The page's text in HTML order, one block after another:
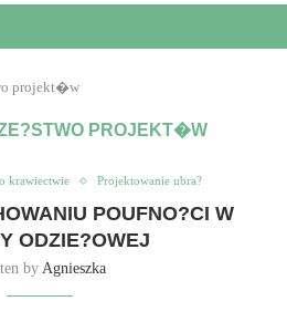
projekt�w
PROJEKT�W
krawiectwie Projektowanie ubra?
POUFNO?CI W
ODZIE?OWEJ
by Agnieszka